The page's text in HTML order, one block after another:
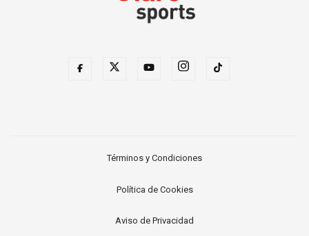
Términos y Condiciones
Política de Cookies
Aviso de Privacidad